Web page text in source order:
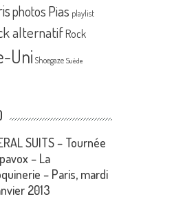
photos Pias playlist
alternatif Rock
Uni Shoegaze Suède
SUITS – Tournée
– La
– Paris, mardi
2013